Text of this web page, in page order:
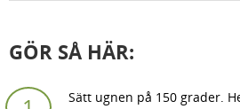
GÖR SÅ HÄR:
Sätt ugnen på 150 grader.